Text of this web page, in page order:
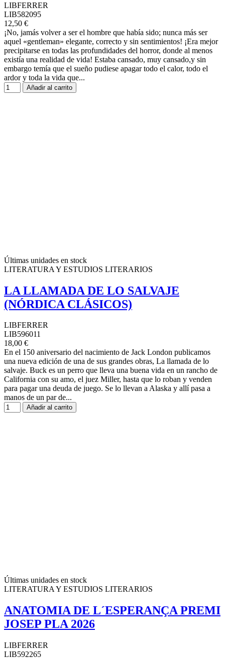
LIBFERRER
LIB582095
12,50 €
¡No, jamás volver a ser el hombre que había sido; nunca más ser
aquel «gentleman» elegante, correcto y sin sentimientos! ¡Era mejor
precipitarse en todas las profundidades del horror, donde al menos
existía una realidad de vida! Estaba cansado, muy cansado,y sin
embargo temía que el sueño pudiese apagar todo el calor, todo el
ardor y toda la vida que...
Añadir al carrito
Últimas unidades en stock
LITERATURA Y ESTUDIOS LITERARIOS
LA LLAMADA DE LO SALVAJE
(NÓRDICA CLÁSICOS)
LIBFERRER
LIB596011
18,00 €
En el 150 aniversario del nacimiento de Jack London publicamos
una nueva edición de una de sus grandes obras, La llamada de lo
salvaje. Buck es un perro que lleva una buena vida en un rancho de
California con su amo, el juez Miller, hasta que lo roban y venden
para pagar una deuda de juego. Se lo llevan a Alaska y allí pasa a
manos de un par de...
Añadir al carrito
Últimas unidades en stock
LITERATURA Y ESTUDIOS LITERARIOS
ANATOMIA DE L´ESPERANÇA PREMI
JOSEP PLA 2026
LIBFERRER
LIB592265